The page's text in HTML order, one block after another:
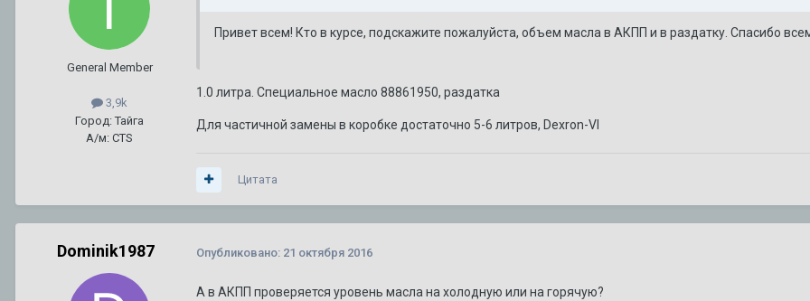
General Member
3,9k
Город: Тайга
А/м: CTS
Привет всем! Кто в курсе, подскажите пожалуйста, объем масла в АКПП и в раздатку. Спасибо
1.0 литра. Специальное масло 88861950, раздатка
Для частичной замены в коробке достаточно 5-6 литров, Dexron-VI
Цитата
Dominik1987 Опубликовано: 21 октября 2016
А в АКПП проверяется уровень масла на холодную или на горячую?